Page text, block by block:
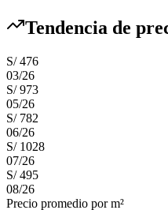
Tendencia de
S/ 476
03/26
S/ 973
05/26
S/ 782
06/26
S/ 1028
07/26
S/ 495
08/26
Precio promedio por m²